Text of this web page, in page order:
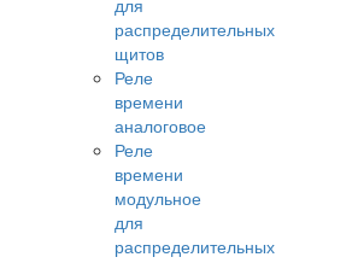
для
распределительных
щитов
Реле
времени
аналоговое
Реле
времени
модульное
для
распределительных